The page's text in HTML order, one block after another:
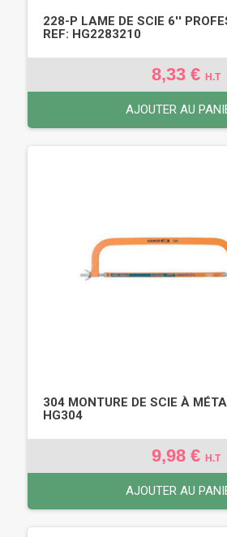
228-P LAME DE SCIE 6''
REF: HG2283210
8,33 € H.T
AJOUTER AU
304 MONTURE DE SCIE À
HG304
9,98 € H.T
AJOUTER AU